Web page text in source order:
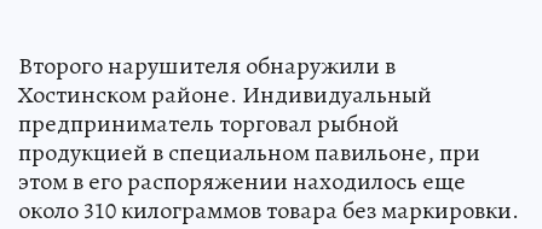
Второго нарушителя обнаружили в
Хостинском районе. Индивидуальный
предприниматель торговал рыбной
продукцией в специальном павильоне, при
этом в его распоряжении находилось еще
около 310 килограммов товара без маркировки.